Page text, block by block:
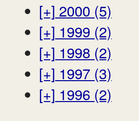
[+] 2000 (5)
[+] 1999 (2)
[+] 1998 (2)
[+] 1997 (3)
[+] 1996 (2)